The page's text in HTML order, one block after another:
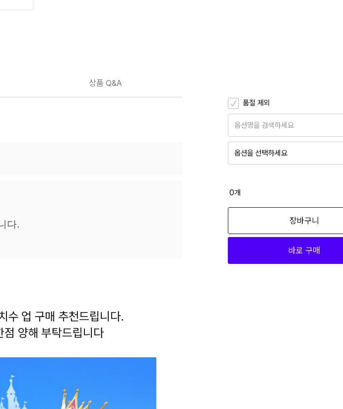
상품 Q&A
품절 제외
옵션명을 검색하세요
옵션을 선택하세요
50,150
50,150
0개
장바구니
바로 구매